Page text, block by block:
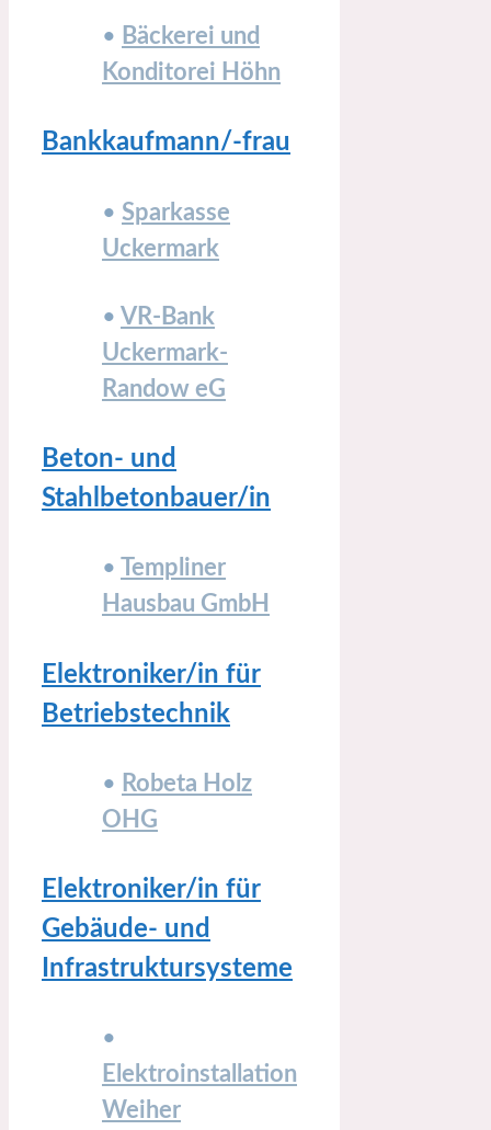
• Bäckerei und
Konditorei Höhn
Bankkaufmann/-frau
• Sparkasse
Uckermark
• VR-Bank
Uckermark-
Randow eG
Beton- und
Stahlbetonbauer/in
•
Templiner
Hausbau GmbH
Elektroniker/in für
Betriebstechnik
• Robeta Holz
OHG
Elektroniker/in für
Gebäude- und
Infrastruktursysteme
•
Elektroinstallation
Weiher